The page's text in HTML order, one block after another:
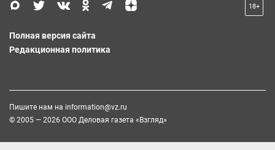
18+
Полная версия сайта
Редакционная политика
Пишите нам на information@vz.ru
© 2005 — 2026 ООО Деловая газета «Взгляд»